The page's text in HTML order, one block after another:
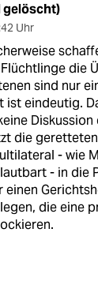
gelöscht)
Uhr
die
sind nur
ist eindeutig.
die
- wie
- in die
einen
die eine